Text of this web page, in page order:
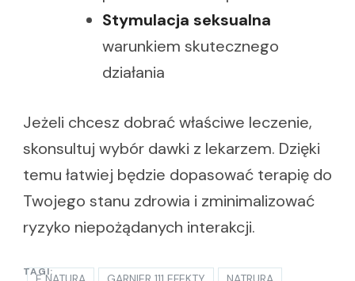
Stymulacja seksualna
warunkiem skutecznego
działania
Jeżeli chcesz dobrać właściwe leczenie,
skonsultuj wybór dawki z lekarzem. Dzięki
temu łatwiej będzie dopasować terapię do
Twojego stanu zdrowia i zminimalizować
ryzyko niepożądanych interakcji.
TAGI: